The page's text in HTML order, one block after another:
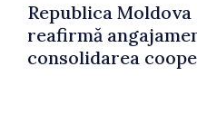
Republica
reafirmă
consolidarea